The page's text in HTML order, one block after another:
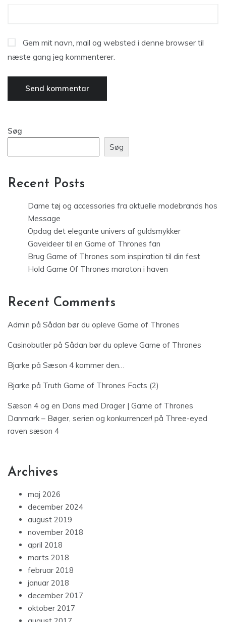
Gem mit navn, mail og websted i denne browser til
næste gang jeg kommenterer.
Søg
Søg
Recent Posts
Dame tøj og accessories fra aktuelle modebrands hos
Message
Opdag det elegante univers af guldsmykker
Gaveideer til en Game of Thrones fan
Brug Game of Thrones som inspiration til din fest
Hold Game Of Thrones maraton i haven
Recent Comments
Admin på Sådan bør du opleve Game of Thrones
Casinobutler på Sådan bør du opleve Game of Thrones
Bjarke på Sæson 4 kommer den…
Bjarke på Truth Game of Thrones Facts (2)
Sæson 4 og en Dans med Drager | Game of Thrones
Danmark – Bøger, serien og konkurrencer! på Three-eyed
raven sæson 4
Archives
maj 2026
december 2024
august 2019
november 2018
april 2018
marts 2018
februar 2018
januar 2018
december 2017
oktober 2017